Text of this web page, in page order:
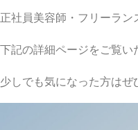
正社員美容師・フリーラン
下記の詳細ページをご覧い
少しでも気になった方は